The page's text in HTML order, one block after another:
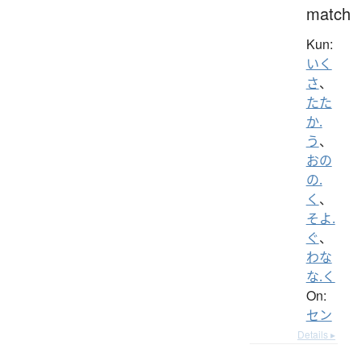
match
Kun:
いく
さ、
たた
か.
う、
おの
の.
く 、
そよ.
ぐ、
わな
な.く
On:
セン
Details ▸